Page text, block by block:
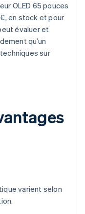
OLED 65 pouces
€, en stock et pour
évaluer et
qu’un
sur
varient selon